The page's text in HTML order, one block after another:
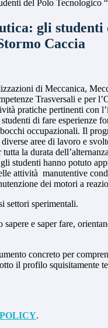
del Polo Tecnologico
gli studenti
Caccia
di Meccanica,
Trasversali e per
pratiche pertinenti con
di fare esperienze
occupazionali. Il
aree di lavoro e
la durata
gli studenti hanno potuto
attività manutentive
dei motori a
settori sperimentali.
e saper fare,
concreto per
il profilo squisitamente
.